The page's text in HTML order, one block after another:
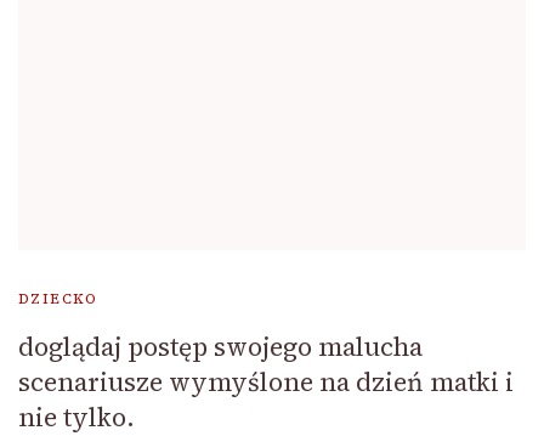
DZIECKO
doglądaj postęp swojego malucha
scenariusze wymyślone na dzień matki i
nie tylko.